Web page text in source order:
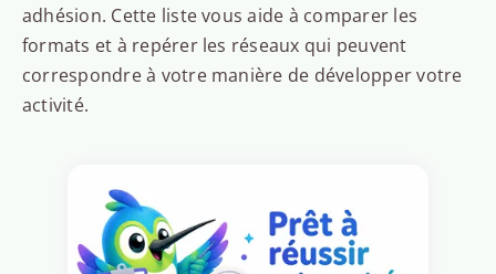
adhésion. Cette liste vous aide à comparer les
formats et à repérer les réseaux qui peuvent
correspondre à votre manière de développer votre
activité.